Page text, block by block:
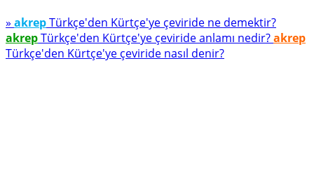
» akrepTürkçe'den Kürtçe'ye çeviride ne demektir?
akrepTürkçe'den Kürtçe'ye çeviride anlamı nedir?akrep
Türkçe'den Kürtçe'ye çeviride nasıl denir?